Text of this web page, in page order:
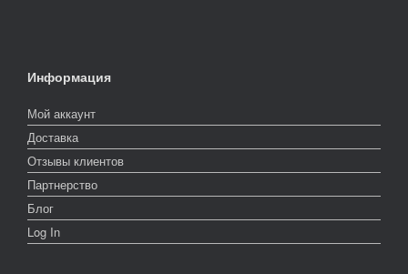
Информация
Мой аккаунт
Доставка
Отзывы клиентов
Партнерство
Блог
Log In